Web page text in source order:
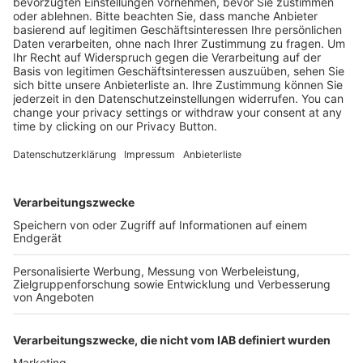
12,90 €
Mehr Infos
Kostenlose Rücksendung bis zu 14 Tage nach
Bestelleingang (innerhalb Deutschlands).
Versandkosten.
Der Bestellprozess ist mit Hilfe eines SSL-
SERVICE HOTLINE